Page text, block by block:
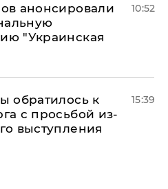
анонсировали
"Украинская
10:52
обратилось к
с просьбой из-
выступления
15:39